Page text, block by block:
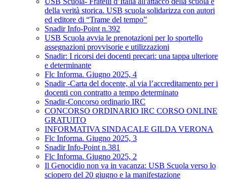
della verità storica. USB scuola solidarizza con autori
ed editore di “Trame del tempo”
Snadir Info-Point n.392
USB Scuola avvia le prenotazioni per lo sportello
assegnazioni provvisorie e utilizzazioni
Snadir: I ricorsi dei docenti precari: una tappa ulteriore
e determinante
Flc Informa. Giugno 2025, 4
Snadir -Carta del docente, al via l’accreditamento per i
docenti con contratto a tempo determinato
Snadir-Concorso ordinario IRC
CONCORSO ORDINARIO IRC CORSO ONLINE
GRATUITO
INFORMATIVA SINDACALE GILDA VERONA
Flc Informa. Giugno 2025, 3
Snadir Info-Point n.381
Flc Informa. Giugno 2025, 2
Il Genocidio non va in vacanza: USB Scuola verso lo
sciopero del 20 giugno e la manifestazione